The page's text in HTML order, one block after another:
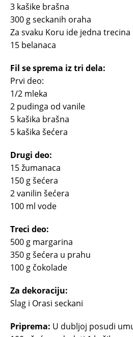
3 kašike brašna
300 g seckanih oraha
Za svaku Koru ide jedna
15 belanaca
Fil se sprema iz tri dela:
Prvi deo:
1/2 mleka
2 pudinga od vanile
5 kašika brašna
5 kašika šećera
Drugi deo:
15 žumanaca
150 g šećera
2 vanilin šećera
100 ml vode
Treci deo:
500 g margarina
350 g šećera u prahu
100 g čokolade
Za dekoraciju:
Slag i Orasi seckani
Priprema: U dubljoj posudi